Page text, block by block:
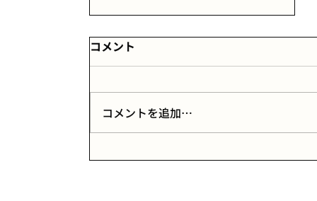
「中学受験は通過点」中高一
コメント
コメントを追加…